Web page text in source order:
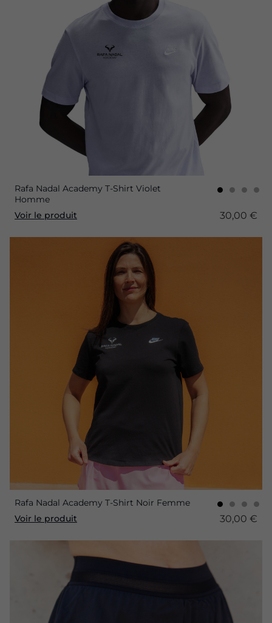
Rafa Nadal Academy T-Shirt Violet
Homme
Voir le produit
30,00 €
Rafa Nadal Academy T-Shirt Noir Femme
Voir le produit
30,00 €